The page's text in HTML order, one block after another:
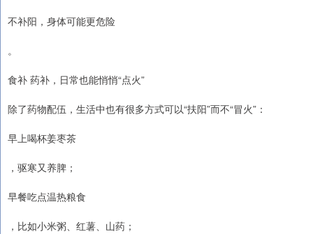
不补阳，身体可能更危险
。
食补 药补，日常也能悄悄“点火”
除了药物配伍，生活中也有很多方式可以“扶阳”而不“冒火”：
早上喝杯姜枣茶
，驱寒又养脾；
早餐吃点温热粮食
，比如小米粥、红薯、山药；